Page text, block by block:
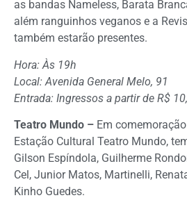
as bandas Nameless, Barata
além ranguinhos veganos e a
também estarão presentes.
Hora: Às 19h
Local: Avenida General Melo, 91
Entrada: Ingressos a partir de R$
Teatro Mundo – Em
Estação Cultural Teatro Mundo,
Gilson Espíndola, Guilherme
Cel, Junior Matos, Martinelli,
Kinho Guedes.